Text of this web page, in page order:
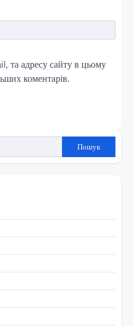
та адресу сайту в цьому
коментарів.
Пошук